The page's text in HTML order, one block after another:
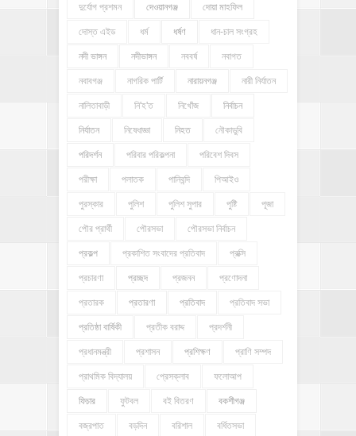
দুর্যোগ প্রশমন দেওয়ানগঞ্জ দোয়া মাহফিল
দোস্ত এইড ধর্ম ধর্ষণ ধান-চাল সংগ্রহ
নদী ভাঙ্গন নদীভাঙ্গন নববর্ষ নবাগত
নবাবগঞ্জ নাগরিক পার্টি নারায়নগঞ্জ নারী নির্যাতন
নালিতাবাড়ী নি'হ'ত নিখোঁজ নির্বাচন
নির্যাতন নিষেধাজ্ঞা নিহত নৌকাডুবি
পরিদর্শন পরিবার পরিকল্পনা পরিবেশ দিবস
পরীক্ষা পলাতক পানিবন্দি পিআইও
পুরস্কার পুলিশ পুলিশ সুপার পুষ্টি পূজা
পৌর প্রার্থী পৌরসভা পৌরসভা নির্বাচন
প্রকল্প প্রকাশিত সংবাদের প্রতিবাদ প্রক্সি
প্রচারণা প্রচ্ছদ প্রজনন প্রণোদনা
প্রতারক প্রতারণা প্রতিবাদ প্রতিবাদ সভা
প্রতিষ্ঠা বার্ষিকী প্রতীক বরাদ্দ প্রদর্শনী
প্রধানমন্ত্রী প্রশাসন প্রশিক্ষণ প্রাণি সম্পদ
প্রাথমিক বিদ্যালয় প্রেসক্লাব ফলোআপ
ফিচার ফুটবল বই বিতরণ বকশীগঞ্জ
বজ্রপাত বড়দিন বরিশাল বর্ধিতসভা